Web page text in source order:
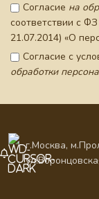
Согласие на
соответствии с
21.07.2014) «О
Согласие с
обработки
г.Москва,